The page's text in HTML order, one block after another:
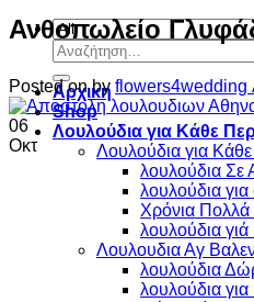
Αναζήτηση
για:
Αρχικη
Shop
Λουλούδια για Κάθε
Λουλούδια για
λουλούδια
λουλούδια
Χρόνια Πολλά
λουλούδια γιά
Λουλουδια Αγ
λουλούδια
λουλούδια για
Ανθοπωλείο
Posted onby flowers4wedding
06
Οκτ